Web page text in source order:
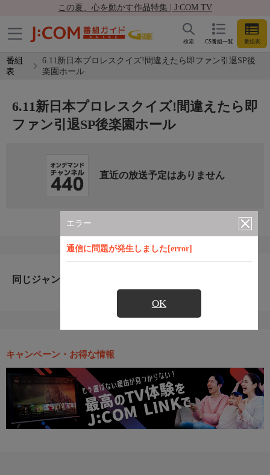
この夏、心を動かす作品特集 | J:COM TV
CS番組一覧 番組表
検索
番組
表
6.11新日本プロレスクイズ!間違えたら即ファン引退SP後
楽園ホール
エラー
通信に問題が発生しました[error]
OK
6.11新日本プロレスクイズ!間違えたら即
ファン引退SP後楽園ホール
直近の放送予定はありません
同じジャンルのおすすめ番組
キャンペーン・お得な情報